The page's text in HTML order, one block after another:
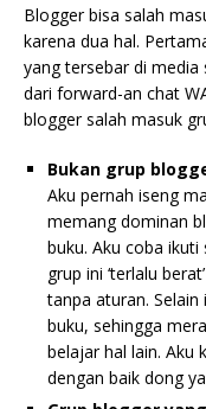
Blogger bisa salah
karena dua hal.
yang tersebar di
dari forward-an chat
blogger salah masuk
Bukan grup
Aku pernah iseng
memang dominan
buku. Aku coba
grup ini ‘terlalu
tanpa aturan.
buku, sehingga
belajar hal lain. Aku
dengan baik dong